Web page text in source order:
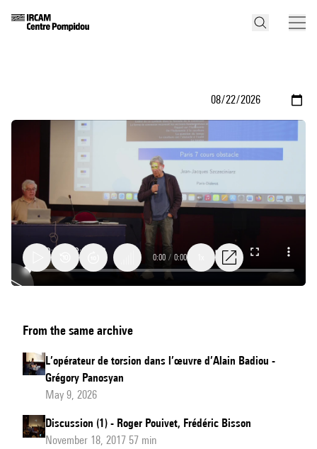
épistémologiques
et
obstructions
0:00 / 0:00
From the same archive
L’opérateur de torsion dans l’œuvre d’Alain Badiou -
Grégory Panosyan
May 9, 2026
Discussion (1) - Roger Pouivet, Frédéric Bisson
November 18, 2017 57 min